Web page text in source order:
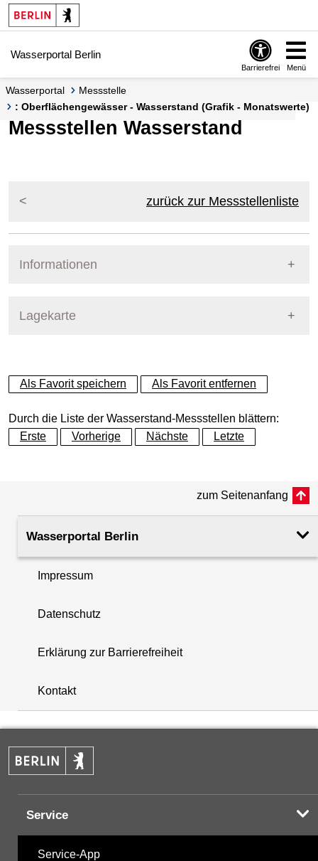
Springe zur Navigation
Springe zum Inhalt
Wasserportal Berlin
Barrierefrei Menü
Wasserportal
Messstelle
: Oberflächengewässer - Wasserstand (Grafik - Monatswerte)
Messstellen Wasserstand
zurück zur Messstellenliste
Informationen
Lagekarte
+
−
+
−
Als Favorit speichern Als Favorit entfernen
Durch die Liste der Wasserstand-Messstellen blättern:
Erste
Vorherige Nächste Letzte
zum Seitenanfang
Wasserportal Berlin
Impressum
Datenschutz
Erklärung zur Barrierefreiheit
Kontakt
Service
Service-App